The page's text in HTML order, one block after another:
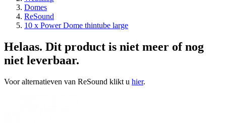
Domes
ReSound
10 x Power Dome thintube large
Helaas. Dit product is niet meer of nog
niet leverbaar.
Voor alternatieven van ReSound klikt u hier.